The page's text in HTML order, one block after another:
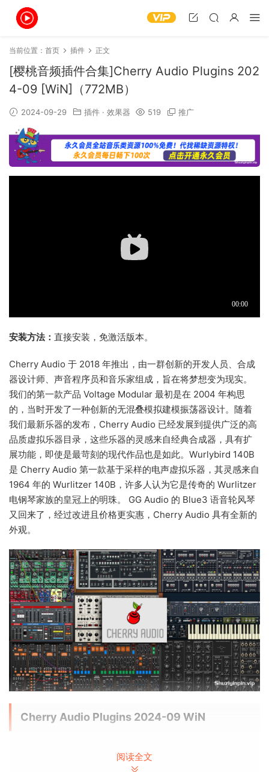
当前位置： 首页 插件 正文
[樱桃音频插件合集]Cherry Audio Plugins 202
4-09 [WiN]（772MB）
2024-09-29 插件 · 效果器 519 推广
安装方法： 直接安装，免激活版本。
Cherry Audio 于 2018 年推出，由一群创新的开发人员、合成
器设计师、声音程序员和音乐家组成，旨在将梦想变为现实。
我们的第一款产品 Voltage Modular 最初是在 2004 年构思
的，当时开发了一种创新的无混叠模拟建模振荡器设计。随着
我们最新乐器的发布，Cherry Audio 已经发展到提供广泛的高
品质虚拟乐器目录，这些乐器的灵感来自经典合成器，具有扩
展功能，即使是最苛刻的现代作品也是如此。 Wurlybird 140B
是 Cherry Audio 第一款基于采样的电声虚拟乐器，其灵感来自
1964 年的 Wurlitzer 140B，许多人认为它是传奇的 Wurlitzer
电钢琴家族的皇冠上的明珠。
GG Audio 的 Blue3 语音轮风琴
又回来了，经过改进且价格更实惠，Cherry Audio 具有全新的
外观。
Cherry Audio Plugins 2024-09 WiN
Cherry Audio Blue3 Organ v1.0.9.70
Cherry Audio Chroma v1.0.9.98
阅读全文